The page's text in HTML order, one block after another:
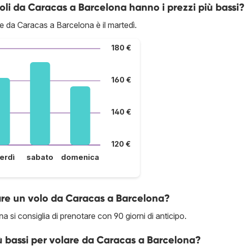
da Caracas a Barcelona hanno i prezzi più bassi?
da Caracas a Barcelona è il martedì.
120 €
140 €
160 €
180 €
sabato domenica
un volo da Caracas a Barcelona?
si consiglia di prenotare con 90 giorni di anticipo.
per volare da Caracas a Barcelona?